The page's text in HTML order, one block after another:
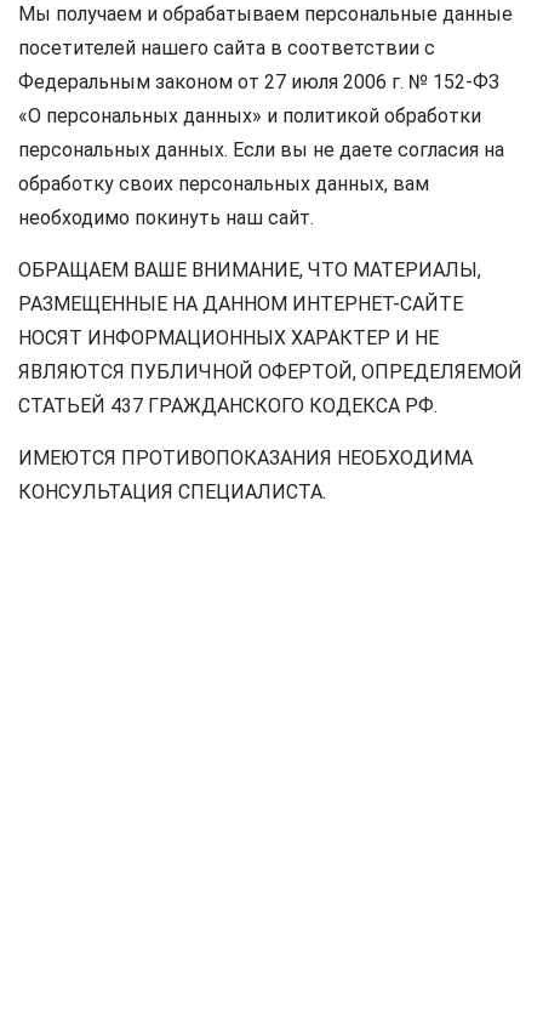
Мы получаем и обрабатываем персональные данные
посетителей нашего сайта в соответствии с
Федеральным законом от 27 июля 2006 г. № 152-ФЗ
«О персональных данных» и политикой обработки
персональных данных. Если вы не даете согласия на
обработку своих персональных данных, вам
необходимо покинуть наш сайт.
ОБРАЩАЕМ ВАШЕ ВНИМАНИЕ, ЧТО МАТЕРИАЛЫ,
РАЗМЕЩЕННЫЕ НА ДАННОМ ИНТЕРНЕТ-САЙТЕ
НОСЯТ ИНФОРМАЦИОННЫХ ХАРАКТЕР И НЕ
ЯВЛЯЮТСЯ ПУБЛИЧНОЙ ОФЕРТОЙ, ОПРЕДЕЛЯЕМОЙ
СТАТЬЕЙ 437 ГРАЖДАНСКОГО КОДЕКСА РФ.
ИМЕЮТСЯ ПРОТИВОПОКАЗАНИЯ НЕОБХОДИМА
КОНСУЛЬТАЦИЯ СПЕЦИАЛИСТА.